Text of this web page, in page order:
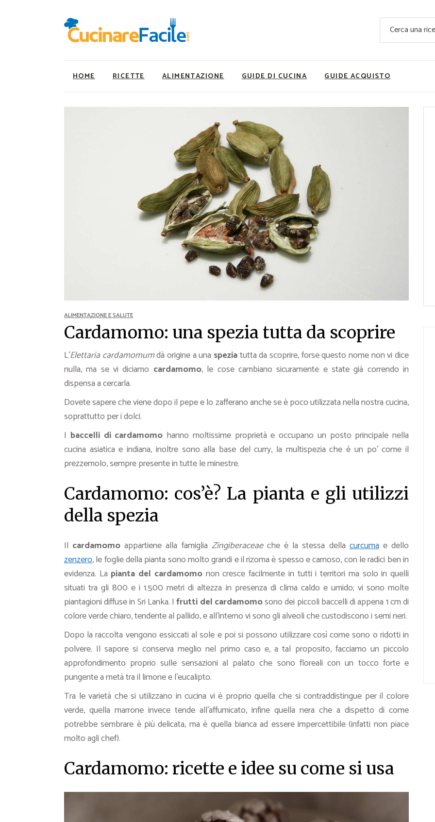
Cerca
HOME RICETTE
Ricette Facili e Veloci
Ricette Secondi
Ricette Pizze e Rustici
Ricette Contorni
Ricette Piatti unici
ALIMENTAZIONE
Utility
Nutrizionista a tavola
Ricette Vegetariane
Ricette Vegane
Rumors
GUIDE DI CUCINA GUIDE ACQUISTO
Ricette Facili e Veloci
Ricette Primi Piatti
Ricette Dolci
Ricette Carne
Ricette Secondi
Ricette Piatti unici
Ricette
ALIMENTAZIONE E SALUTE
Cardamomo: una spezia tutta da scoprire
L’Elettaria cardamomumdà origine a una speziatutta da scoprire, forse questo nome non vi dice
nulla, ma se vi diciamo cardamomo, le cose cambiano sicuramente e state già correndo in
dispensa a cercarla.
Dovete sapere che viene dopo il pepe e lo zafferano anche se è poco utilizzata nella nostra cucina,
soprattutto per i dolci.
I baccelli di cardamomo hanno moltissime proprietà e occupano un posto principale nella
cucina asiatica e indiana, inoltre sono alla base del curry, la multispezia che è un po’ come il
prezzemolo, sempre presente in tutte le minestre.
Cardamomo: cos’è? La pianta e gli utilizzi
della spezia
Il cardamomo appartiene alla famiglia Zingiberaceaeche è la stessa dellacurcumae dello
zenzero, le foglie della pianta sono molto grandi e il rizoma è spesso e carnoso, con le radici ben in
evidenza. La pianta del cardamomonon cresce facilmente in tutti i territori ma solo in quelli
situati tra gli 800 e i 1.500 metri di altezza in presenza di clima caldo e umido; vi sono molte
piantagioni diffuse in Sri Lanka. Ifrutti del cardamomosono dei piccoli baccelli di appena 1 cm di
colore verde chiaro, tendente al pallido, e all’interno vi sono gli alveoli che custodiscono i semi neri.
Dopo la raccolta vengono essiccati al sole e poi si possono utilizzare così come sono o ridotti in
polvere. Il sapore si conserva meglio nel primo caso e, a tal proposito, facciamo un piccolo
approfondimento proprio sulle sensazioni al palato che sono floreali con un tocco forte e
pungente a metà tra il limone e l’eucalipto.
Tra le varietà che si utilizzano in cucina vi è proprio quella che si contraddistingue per il colore
verde, quella marrone invece tende all’affumicato, infine quella nera che a dispetto di come
potrebbe sembrare è più delicata, ma è quella bianca ad essere impercettibile (infatti non piace
molto agli chef).
Cardamomo: ricette e idee su come si usa